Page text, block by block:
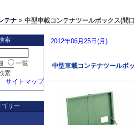
テナ > 中型車載コンテナツールボックス(間
2012年06月25日(月)
中型車載コンテナツールボ
索
一覧
サイトマップ
リー